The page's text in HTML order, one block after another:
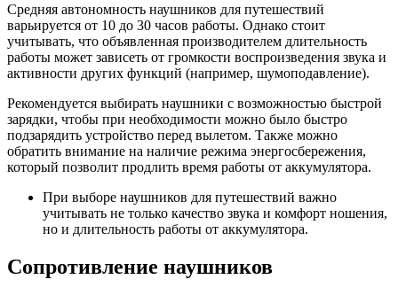
Средняя автономность наушников для путешествий
варьируется от 10 до 30 часов работы. Однако стоит
учитывать, что объявленная производителем длительность
работы может зависеть от громкости воспроизведения звука и
активности других функций (например, шумоподавление).
Рекомендуется выбирать наушники с возможностью быстрой
зарядки, чтобы при необходимости можно было быстро
подзарядить устройство перед вылетом. Также можно
обратить внимание на наличие режима энергосбережения,
который позволит продлить время работы от аккумулятора.
При выборе наушников для путешествий важно
учитывать не только качество звука и комфорт ношения,
но и длительность работы от аккумулятора.
Сопротивление наушников